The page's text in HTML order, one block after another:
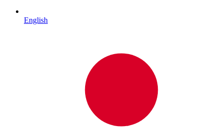
English